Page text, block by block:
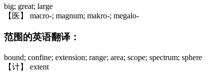
big; great; large
【医】 macro-; magnum; makro-; megalo-
范围的英语翻译：
bound; confine; extension; range; area; scope; spectrum; sphere
【计】 extent